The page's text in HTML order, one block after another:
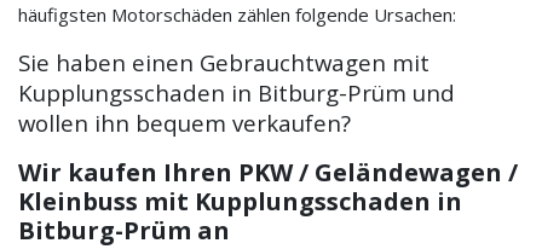
häufigsten Motorschäden zählen folgende Ursachen:
Sie haben einen Gebrauchtwagen mit
Kupplungsschaden in Bitburg-Prüm und
wollen ihn bequem verkaufen?
Wir kaufen Ihren PKW / Geländewagen /
Kleinbuss mit Kupplungsschaden in
Bitburg-Prüm an